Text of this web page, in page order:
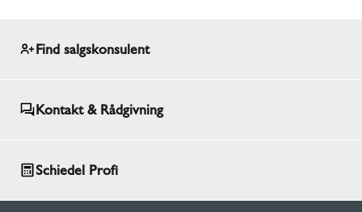
Find salgskonsulent
Kontakt & Rådgivning
Schiedel Profi